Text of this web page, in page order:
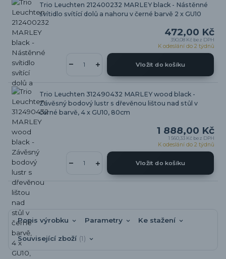
Trio Leuchten 212400232 MARLEY black - Nástěnné
svítidlo svítící dolů a nahoru v černé barvě 2 x GU10
472,00 Kč
390,08 Kč bez DPH
K odeslání do 2 týdnů
Vložit do košíku
Trio Leuchten 312490432 MARLEY wood black -
Závěsný bodový lustr s dřevěnou lištou nad stůl v
černé barvě, 4 x GU10, 80cm
1 888,00 Kč
1 560,33 Kč bez DPH
K odeslání do 2 týdnů
Vložit do košíku
Popis výrobku Parametry Ke stažení
Související zboží 1